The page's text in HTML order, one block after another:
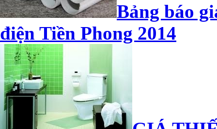
Bảng báo
điện Tiền Phong 2014